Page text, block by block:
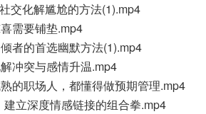
交化解尴尬的方法(1).mp4
需要铺垫.mp4
者的首选幽默方法(1).mp4
冲突与感情升温.mp4
的职场人，都懂得做预期管理.mp4
立深度情感链接的组合拳.mp4